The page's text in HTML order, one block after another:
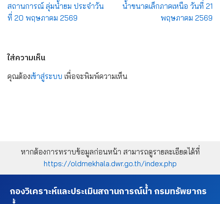
สถานการณ์ ลุ่มน้ำยม ประจำวัน
ที่ 20 พฤษภาคม 2569
น้ำขนาดเล็กภาคเหนือ วันที่ 21
พฤษภาคม 2569
ใส่ความเห็น
คุณต้องเข้าสู่ระบบ เพื่อจะพิมพ์ความเห็น
หากต้องการทราบข้อมูลก่อนหน้า สามารถดูรายละเอียดได้ที่
https://oldmekhala.dwr.go.th/index.php
กองวิเคราะห์และประเมินสถานการณ์น้ำ กรมทรัพยากร